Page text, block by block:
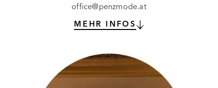
office@penzmode.at
MEHR INFOS